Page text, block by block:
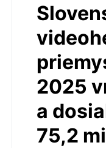
2025
a
75,2